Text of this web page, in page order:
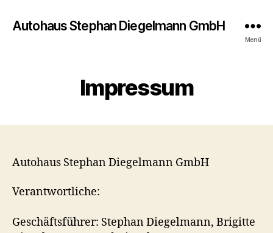
Autohaus Stephan Diegelmann GmbH
Menü
Impressum
Autohaus Stephan Diegelmann GmbH
Verantwortliche:
Geschäftsführer: Stephan Diegelmann, Brigitte